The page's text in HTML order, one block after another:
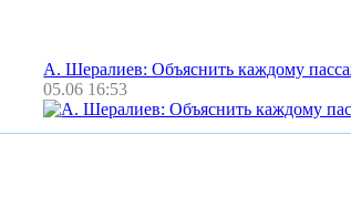
А. Шералиев: Объяснить каждому
05.06 16:53